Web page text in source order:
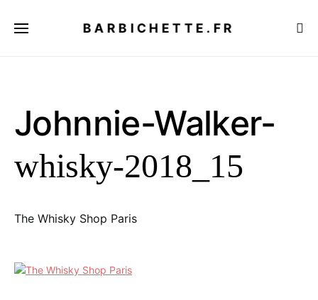
BARBICHETTE.FR
Johnnie-Walker-
whisky-2018_15
The Whisky Shop Paris